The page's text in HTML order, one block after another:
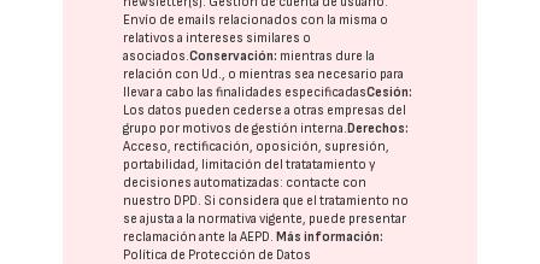
Envío de emails relacionados con la misma o
relativos a intereses similares o
asociados.Conservación: mientras dure la
relación con Ud., o mientras sea necesario para
llevar a cabo las finalidades especificadasCesión:
Los datos pueden cederse a otras empresas del
grupo por motivos de gestión interna.Derechos:
Acceso, rectificación, oposición, supresión,
portabilidad, limitación del tratatamiento y
decisiones automatizadas: contacte con
nuestro DPD. Si considera que el tratamiento no
se ajusta a la normativa vigente, puede presentar
reclamación ante laAEPD.Más información:
Política de Protección de Datos